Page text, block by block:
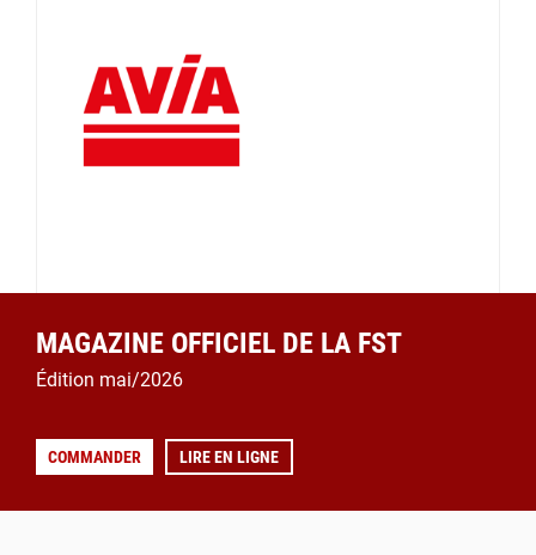
MAGAZINE OFFICIEL DE LA FST
Édition mai/2026
COMMANDER LIRE EN LIGNE